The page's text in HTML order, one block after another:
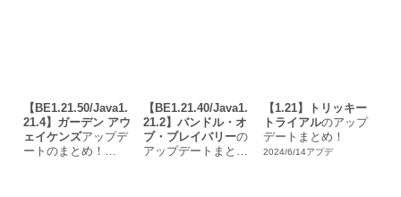
【BE1.21.50/Java1.
21.4】ガーデン アウ
ェイケンズアップデ
ートのまとめ！
【BE1.21.40/Java1.
21.2】バンドル・オ
ブ・ブレイバリーの
アップデートまと
【1.21】トリッキー
トライアルのアップ
デートまとめ！
2024/6/14アプデ